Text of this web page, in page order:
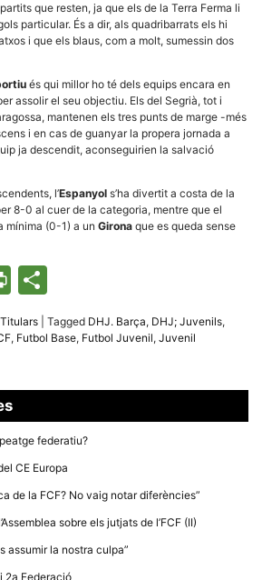
que resten, ja que els de la Terra Ferma li
particular. És a dir, als quadribarrats els hi
i que els blaus, com a molt, sumessin dos
és qui millor ho té dels equips encara en
assolir el seu objectiu. Els del Segrià, tot i
mantenen els tres punts de marge -més
i en cas de guanyar la propera jornada a
ja descendit, aconseguirien la salvació
l’Espanyol s’ha divertit a costa de la
8-0 al cuer de la categoria, mentre que el
mínima (0-1) a un Girona que es queda sense
Print
Titulars Tagged DHJ. Barça, DHJ; Juvenils,
, Futbol Base, Futbol Juvenil, Juvenil
federatiu?
CE Europa
de la FCF? No vaig notar diferències”
sobre els jutjats de l’FCF (II)
assumir la nostra culpa”
2a Federació
bé com sigui
possible. Si
rebutja
aquestes
funcionalitats
desapareixeran
del lloc web.
En compartir
els teus
interessos i
comportament
de mirar
només
personalitzat.